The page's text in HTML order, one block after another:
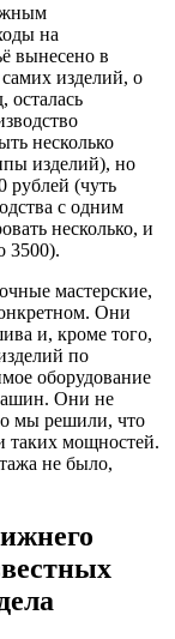
на
вынесено в
изделий, о
осталась
несколько
изделий), но
(чуть
с одним
несколько, и
3500).
мастерские,
Они
и, кроме того,
по
оборудование
Они не
мы решили, что
таких мощностей.
не было,